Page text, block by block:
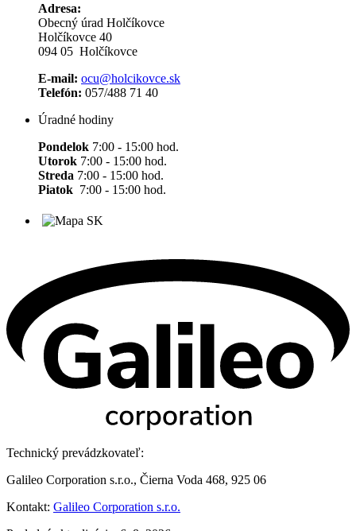
Adresa:
Obecný úrad Holčíkovce
Holčíkovce 40
094 05 Holčíkovce
E-mail: ocu@holcikovce.sk
Telefón: 057/488 71 40
Úradné hodiny
Pondelok 7:00 - 15:00 hod.
Utorok 7:00 - 15:00 hod.
Streda 7:00 - 15:00 hod.
Piatok 7:00 - 15:00 hod.
Technický prevádzkovateľ:
Galileo Corporation s.r.o., Čierna Voda 468, 925 06
Kontakt: Galileo Corporation s.r.o.